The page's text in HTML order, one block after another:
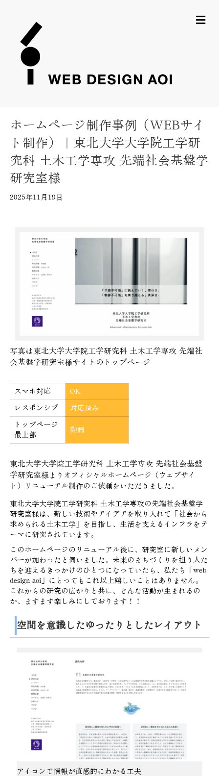
メ
ホームページ制作事例（WEBサイ
ト制作）｜東北大学大学院工学研
究科 土木工学専攻 先端社会基盤学
研究室様
2025年11月19日
写真は東北大学大学院工学研究科 土木工学専攻 先端社
会基盤学研究室様サイトのトップページ
スマホ対応 OK
レスポンシブ 対応済み
トップページ
最上部
動画
東北大学大学院工学研究科 土木工学専攻 先端社会基盤
学研究室様 よりオフィシャルホームページ（ウェブサイ
ト）リニューアル制作のご依頼をいただきました。
東北大学大学院工学研究科 土木工学専攻の先端社会基盤学
研究室様 は、新しい技術やアイデアを取り入れて「社会から
求められる土木工学」を目指し、生活を支えるインフラをテ
ーマに研究されています。
このホームページのリニューアル後に、研究室に 新しいメン
バーが加わったと伺いました。 未来のまちづくりを担う人た
ちを迎えるきっかけのひとつになっていたら、私たち「web
design aoi」にとってもこれ以上嬉しいことはありません。
これからの研究の広がりと共に、
どんな活動が生まれるの
か、ますます楽しみにしております！！
空間を意識したゆったりとしたレイアウト
アイコンで情報が直感的にわかる工夫